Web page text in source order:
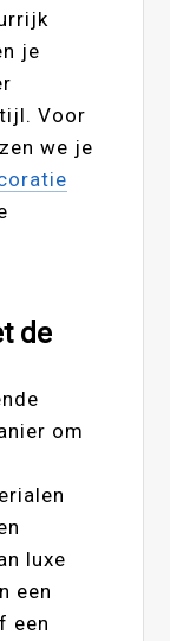
je
Voor
we je
de
om
luxe
een
een